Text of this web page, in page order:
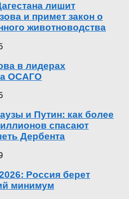
лишит
и примет закон о
животноводства
в лидерах
ОСАГО
и Путин: как более
спасают
Дербента
Россия берет
минимум